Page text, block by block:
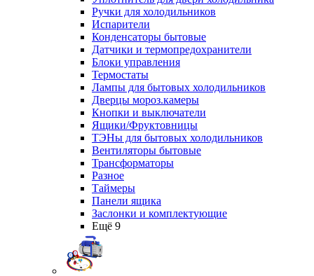
Ручки для холодильников
Испарители
Конденсаторы бытовые
Датчики и термопредохранители
Блоки управления
Термостаты
Лампы для бытовых холодильников
Дверцы мороз.камеры
Кнопки и выключатели
Ящики/Фруктовницы
ТЭНы для бытовых холодильников
Вентиляторы бытовые
Трансформаторы
Разное
Таймеры
Панели ящика
Заслонки и комплектующие
Ещё 9